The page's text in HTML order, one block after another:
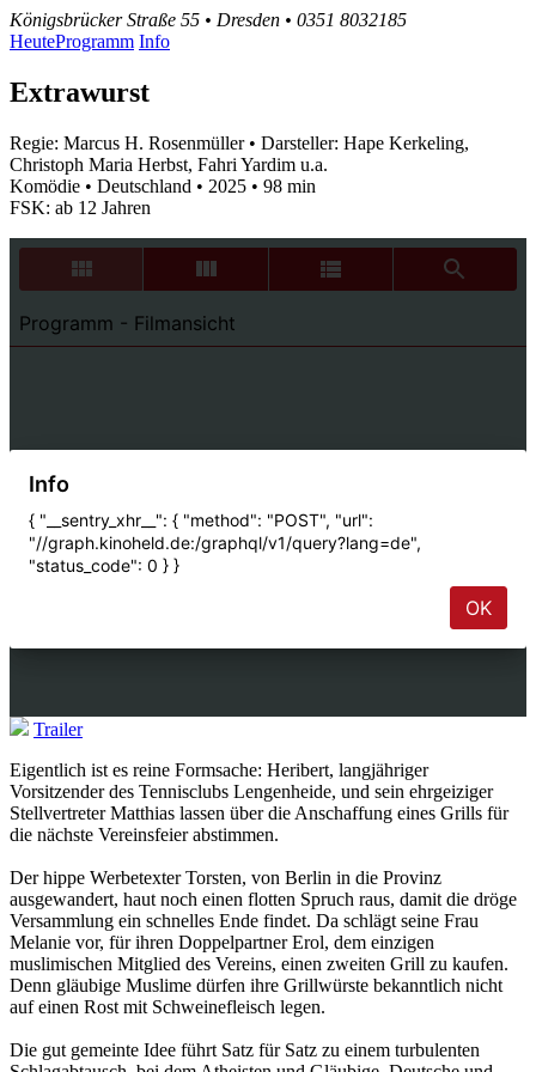
Königsbrücker Straße 55 • Dresden • 0351 8032185
HeuteProgramm Info
Extrawurst
Regie: Marcus H. Rosenmüller • Darsteller: Hape Kerkeling,
Christoph Maria Herbst, Fahri Yardim u.a.
Komödie • Deutschland • 2025 • 98 min
FSK: ab 12 Jahren
Trailer
Eigentlich ist es reine Formsache: Heribert, langjähriger
Vorsitzender des Tennisclubs Lengenheide, und sein ehrgeiziger
Stellvertreter Matthias lassen über die Anschaffung eines Grills für
die nächste Vereinsfeier abstimmen.
Der hippe Werbetexter Torsten, von Berlin in die Provinz
ausgewandert, haut noch einen flotten Spruch raus, damit die dröge
Versammlung ein schnelles Ende findet. Da schlägt seine Frau
Melanie vor, für ihren Doppelpartner Erol, dem einzigen
muslimischen Mitglied des Vereins, einen zweiten Grill zu kaufen.
Denn gläubige Muslime dürfen ihre Grillwürste bekanntlich nicht
auf einen Rost mit Schweinefleisch legen.
Die gut gemeinte Idee führt Satz für Satz zu einem turbulenten